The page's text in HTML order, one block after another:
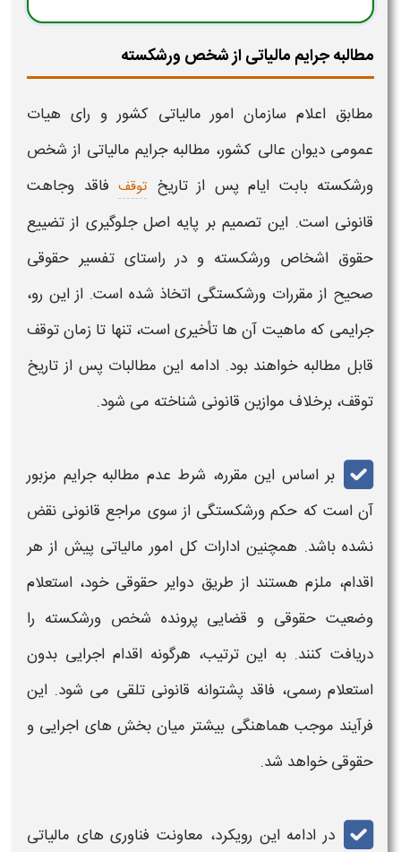
مطالبه جرایم مالیاتی از شخص ورشکسته
مطابق اعلام سازمان امور مالیاتی کشور و رای هیات
عمومی دیوان عالی کشور، مطالبه جرایم مالیاتی از شخص
ورشکسته بابت ایام پس از تاریخ توقف فاقد وجاهت
قانونی است. این تصمیم بر پایه اصل جلوگیری از تضییع
حقوق اشخاص ورشکسته و در راستای تفسیر حقوقی
صحیح از مقررات ورشکستگی اتخاذ شده است. از این رو،
جرایمی که ماهیت آن ها تأخیری است، تنها تا زمان توقف
قابل مطالبه خواهند بود. ادامه این مطالبات پس از تاریخ
توقف، برخلاف موازین قانونی شناخته می شود.
بر اساس این مقرره، شرط عدم مطالبه جرایم مزبور
آن است که حکم ورشکستگی از سوی مراجع قانونی نقض
نشده باشد. همچنین ادارات کل امور مالیاتی پیش از هر
اقدام، ملزم هستند از طریق دوایر حقوقی خود، استعلام
وضعیت حقوقی و قضایی پرونده شخص ورشکسته را
دریافت کنند. به این ترتیب، هرگونه اقدام اجرایی بدون
استعلام رسمی، فاقد پشتوانه قانونی تلقی می شود. این
فرآیند موجب هماهنگی بیشتر میان بخش های اجرایی و
حقوقی خواهد شد.
در ادامه این رویکرد، معاونت فناوری های مالیاتی